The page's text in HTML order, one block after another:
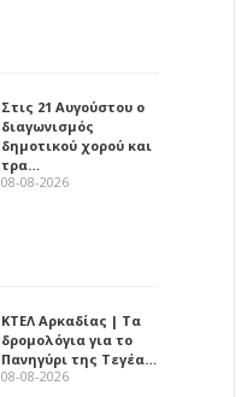
Στις 21 Αυγούστου ο
διαγωνισμός
δημοτικού χορού και
τρα…
08-08-2026
ΚΤΕΛ Αρκαδίας | Τα
δρομολόγια για το
Πανηγύρι της Τεγέα…
08-08-2026